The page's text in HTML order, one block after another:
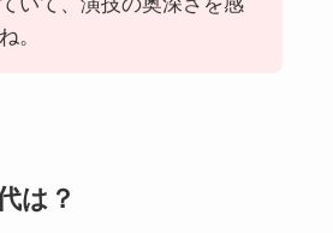
。
は？